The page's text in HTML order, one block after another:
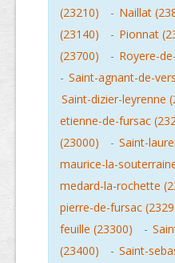
(23210)
- Naillat
(23140)
- Pionnat
(23700)
- Royere-
- Saint-agnant-de-
Saint-dizier-leyrenne
etienne-de-fursac
(23000)
- Saint-
maurice-la-
medard-la-rochette
pierre-de-fursac
feuille (23300)
-
(23400)
- Saint-